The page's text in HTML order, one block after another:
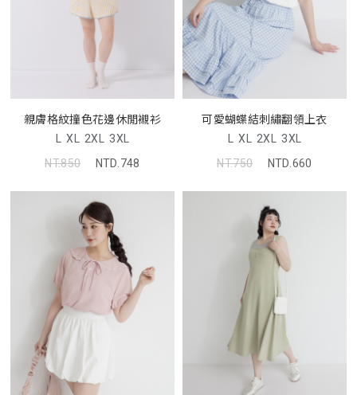
親膚格紋撞色花邊休閒襯衫
L XL 2XL 3XL
NT.850
NTD.748
可愛蝴蝶結刺繡翻領上衣
L XL 2XL 3XL
NT.750
NTD.660